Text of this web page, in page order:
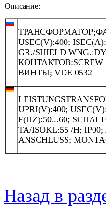
Описание:
USEC(V):400;
GR./SHIELD
ВИНТЫ; VDE 0532
UPRI(V):400;
F(HZ):50...60;
TA/ISOKL:55 /H; IP00;
ANSCHLUSS;
Назад в